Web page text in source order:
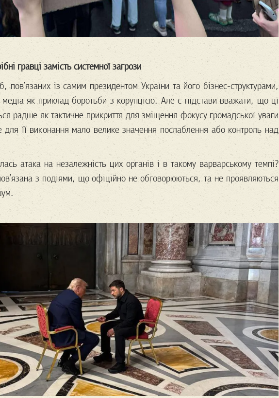
гравці замість системної загрози
пов’язаних із самим президентом України та його бізнес-структурами,
медіа як приклад боротьби з корупцією. Але є підстави вважати, що ці
радше як тактичне прикриття для зміщення фокусу громадської уваги
для її виконання мало велике значення послаблення або контроль над
атака на незалежність цих органів і в такому варварському темпі?
з подіями, що офіційно не обговорюються, та не проявляються